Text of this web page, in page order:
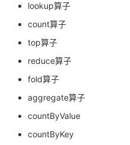
lookup算子
count算子
top算子
reduce算子
fold算子
aggregate算子
countByValue
countByKey